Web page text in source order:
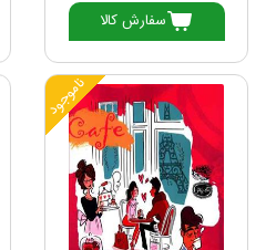
سفارش کالا
ناموجود